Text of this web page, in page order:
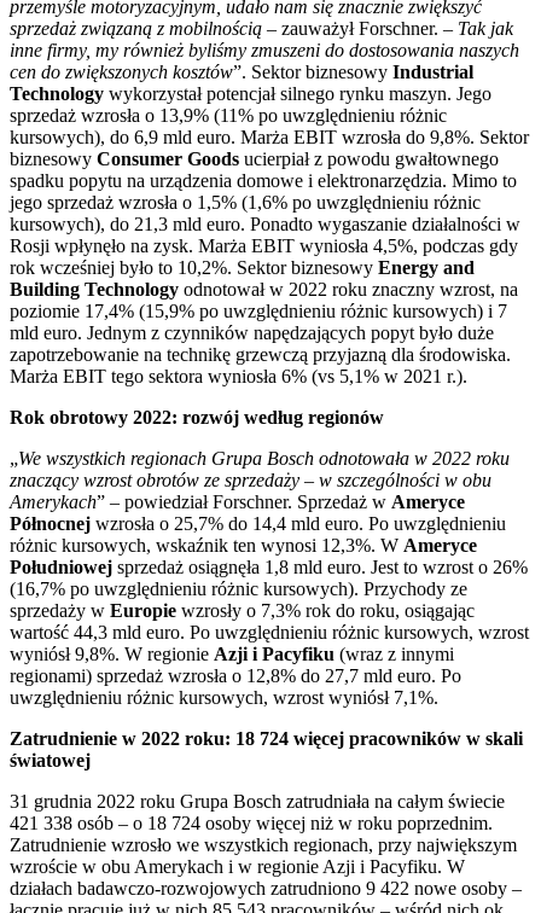
przemyśle motoryzacyjnym, udało nam się znacznie zwiększyć
sprzedaż związaną z mobilnością – zauważył Forschner. – Tak jak
inne firmy, my również byliśmy zmuszeni do dostosowania naszych
cen do zwiększonych kosztów”. Sektor biznesowy Industrial
Technology wykorzystał potencjał silnego rynku maszyn. Jego
sprzedaż wzrosła o 13,9% (11% po uwzględnieniu różnic
kursowych), do 6,9 mld euro. Marża EBIT wzrosła do 9,8%. Sektor
biznesowy Consumer Goods ucierpiał z powodu gwałtownego
spadku popytu na urządzenia domowe i elektronarzędzia. Mimo to
jego sprzedaż wzrosła o 1,5% (1,6% po uwzględnieniu różnic
kursowych), do 21,3 mld euro. Ponadto wygaszanie działalności w
Rosji wpłynęło na zysk. Marża EBIT wyniosła 4,5%, podczas gdy
rok wcześniej było to 10,2%. Sektor biznesowy Energy and
Building Technology odnotował w 2022 roku znaczny wzrost, na
poziomie 17,4% (15,9% po uwzględnieniu różnic kursowych) i 7
mld euro. Jednym z czynników napędzających popyt było duże
zapotrzebowanie na technikę grzewczą przyjazną dla środowiska.
Marża EBIT tego sektora wyniosła 6% (vs 5,1% w 2021 r.).
Rok obrotowy 2022: rozwój według regionów
„We wszystkich regionach Grupa Bosch odnotowała w 2022 roku
znaczący wzrost obrotów ze sprzedaży – w szczególności w obu
Amerykach” – powiedział Forschner. Sprzedaż w Ameryce
Północnej wzrosła o 25,7% do 14,4 mld euro. Po uwzględnieniu
różnic kursowych, wskaźnik ten wynosi 12,3%. W Ameryce
Południowej sprzedaż osiągnęła 1,8 mld euro. Jest to wzrost o 26%
(16,7% po uwzględnieniu różnic kursowych). Przychody ze
sprzedaży w Europie wzrosły o 7,3% rok do roku, osiągając
wartość 44,3 mld euro. Po uwzględnieniu różnic kursowych, wzrost
wyniósł 9,8%. W regionie Azji i Pacyfiku (wraz z innymi
regionami) sprzedaż wzrosła o 12,8% do 27,7 mld euro. Po
uwzględnieniu różnic kursowych, wzrost wyniósł 7,1%.
Zatrudnienie w 2022 roku: 18 724 więcej pracowników w skali
światowej
31 grudnia 2022 roku Grupa Bosch zatrudniała na całym świecie
421 338 osób – o 18 724 osoby więcej niż w roku poprzednim.
Zatrudnienie wzrosło we wszystkich regionach, przy największym
wzroście w obu Amerykach i w regionie Azji i Pacyfiku. W
działach badawczo-rozwojowych zatrudniono 9 422 nowe osoby –